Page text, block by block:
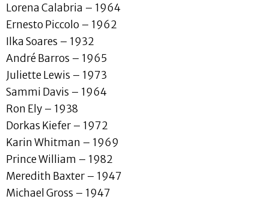
Lorena Calabria – 1964
Ernesto Piccolo – 1962
Ilka Soares – 1932
André Barros – 1965
Juliette Lewis – 1973
Sammi Davis – 1964
Ron Ely – 1938
Dorkas Kiefer – 1972
Karin Whitman – 1969
Prince William – 1982
Meredith Baxter – 1947
Michael Gross – 1947